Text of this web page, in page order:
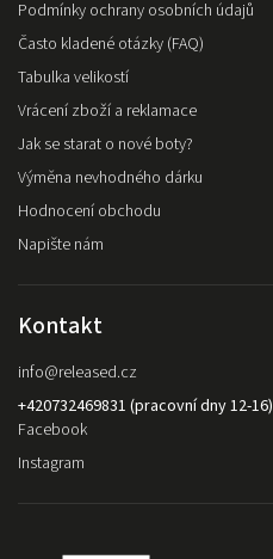
Podmínky ochrany osobních údajů
Často kladené otázky (FAQ)
Tabulka velikostí
Vrácení zboží a reklamace
Jak se starat o nové boty?
Výměna nevhodného dárku
Hodnocení obchodu
Napište nám
Kontakt
info@released.cz
+420732469831 (pracovní dny 12-16)
Facebook
Instagram